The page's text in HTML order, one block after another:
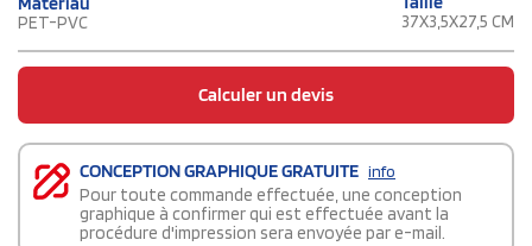
PET-PVC 37X3,5X27,5 CM
Calculer un devis
CONCEPTION GRAPHIQUE GRATUITE info
Pour toute commande effectuée, une conception
graphique à confirmer qui est effectuée avant la
procédure d'impression sera envoyée par e-mail.